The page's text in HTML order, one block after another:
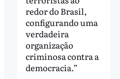
redor do Brasil,
configurando uma
verdadeira
organização
criminosa contra a
democracia.”